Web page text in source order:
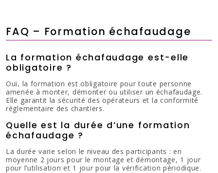
FAQ – Formation échafaudage
La formation échafaudage est-elle
obligatoire ?
Oui, la formation est obligatoire pour toute personne
amenée à monter, démonter ou utiliser un échafaudage.
Elle garantit la sécurité des opérateurs et la conformité
réglementaire des chantiers.
Quelle est la durée d’une formation
échafaudage ?
La durée varie selon le niveau des participants : en
moyenne 2 jours pour le montage et démontage, 1 jour
pour l’utilisation et 1 jour pour la vérification périodique.